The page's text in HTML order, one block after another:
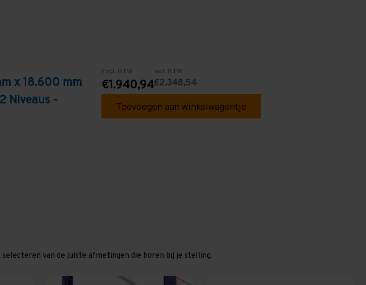
x 18.600 mm
Niveaus -
Excl. BTW
€1.940,94
Incl. BTW
€2.348,54
Toevoegen aan winkelwagentje
van de juiste afmetingen die horen bij je stelling.